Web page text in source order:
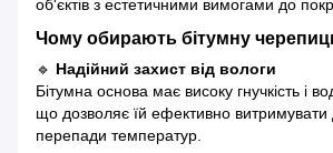
об'єктів з естетичними вимогами до
Чому обирають бітумну
🔹 Надійний захист від вологи
Бітумна основа має високу гнучкість і
що дозволяє їй ефективно витримувати
перепади температур.